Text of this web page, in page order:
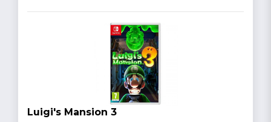
Luigi's Mansion 3